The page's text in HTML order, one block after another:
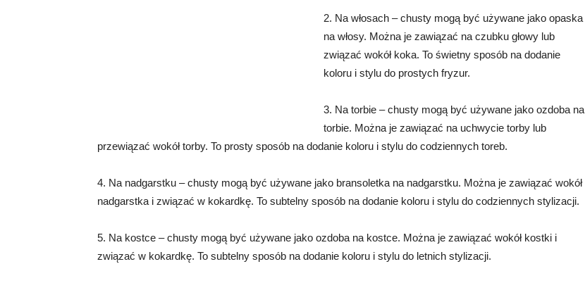
2. Na włosach – chusty mogą być używane jako opaska
na włosy. Można je zawiązać na czubku głowy lub
związać wokół koka. To świetny sposób na dodanie
koloru i stylu do prostych fryzur.
3. Na torbie – chusty mogą być używane jako ozdoba na
torbie. Można je zawiązać na uchwycie torby lub
przewiązać wokół torby. To prosty sposób na dodanie koloru i stylu do codziennych toreb.
4. Na nadgarstku – chusty mogą być używane jako bransoletka na nadgarstku. Można je zawiązać wokół
nadgarstka i związać w kokardkę. To subtelny sposób na dodanie koloru i stylu do codziennych stylizacji.
5. Na kostce – chusty mogą być używane jako ozdoba na kostce. Można je zawiązać wokół kostki i
związać w kokardkę. To subtelny sposób na dodanie koloru i stylu do letnich stylizacji.